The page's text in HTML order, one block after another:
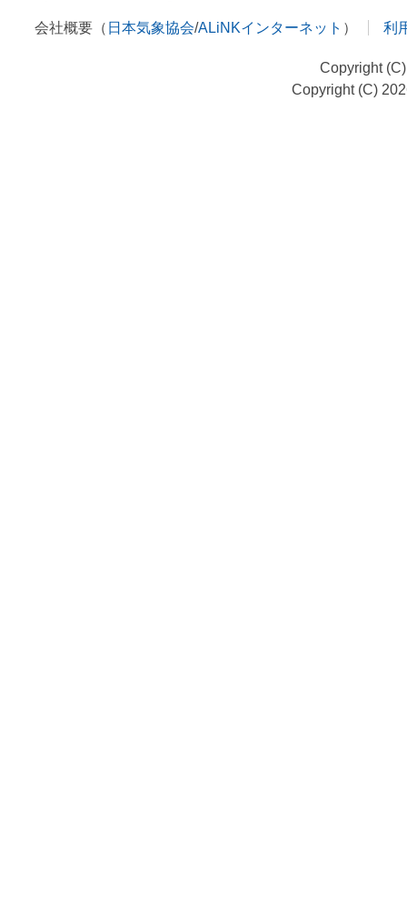
会社概要（ 日本気象協会/ALiNKインターネット ） 利
Copyright
Copyright (C)